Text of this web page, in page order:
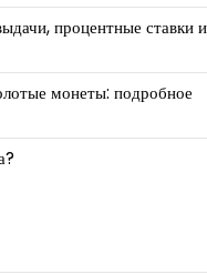
процентные ставки и
монеты: подробное